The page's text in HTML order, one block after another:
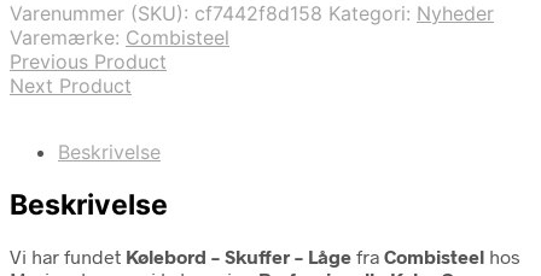
17.477,00 kr..13.982,00 kr..
Varenummer (SKU): cf7442f8d158 Kategori: Nyheder
Varemærke: Combisteel
Previous Product
Next Product
Beskrivelse
Beskrivelse
Vi har fundet Kølebord – Skuffer – Låge fra Combisteel hos